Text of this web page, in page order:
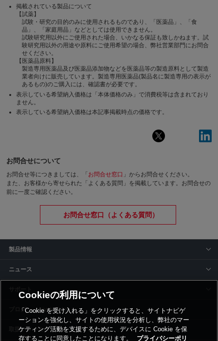
掲載されている製品について
【試薬】
試験・研究の目的のみに使用されるものであり、「医薬品」、「食
品」、「家庭用品」などとしては使用できません。
試験研究用以外にご使用された場合、いかなる保証も致しかねます。試
験研究用以外の用途や原料にご使用希望の場合、弊社営業部門にお問合
せください。
【医薬品原料】
製造専用医薬品及び医薬品添加物などを医薬品等の製造原料として製造
業者向けに販売しています。製造専用医薬品(製品名に製造専用の表示が
あるもの)のご購入には、確認書が必要です。
表示している希望納入価格は「本体価格のみ」で消費税等は含まれており
ません。
表示している希望納入価格は本記事掲載時点の価格です。
お問合せについて
お問合せ等につきましては、「 お問合せ窓口 」からお問合せください。
また、お客様から寄せられた「よくある質問」を掲載しています。お問合せの
前に一度ご確認ください。
お問合せ窓口（よくある質問）
製品情報
ニュース
siyaku-blog
取扱いメーカー
Cookieの利用について
「Cookie を受け入れる」をクリックすると、サイトナビゲ
ーションを強化し、サイトの使用状況を分析し、弊社のマー
ケティング活動を支援するために、デバイスに Cookie を保
存することに同意したことになります。
プライバシーポリ